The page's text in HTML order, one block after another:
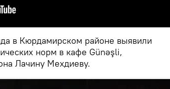
в Кюрдамирском районе выявили
норм в кафе Günəşli,
Лачину Мехдиеву.